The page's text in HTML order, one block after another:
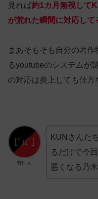
見れば約1カ月無視して
が荒れた瞬間に対応して
まあそもそも自分の著
るyoutubeのシステムが
の対応は炎上しても仕方
管理人
KUNさんた
るだけで今
悪くなる乃